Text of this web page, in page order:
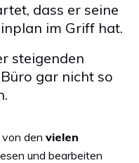
dass er seine
im Griff hat.
steigenden
gar nicht so
den vielen
und bearbeiten